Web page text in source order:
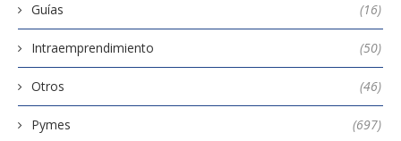
Guías (16)
Intraemprendimiento (50)
Otros (46)
Pymes (697)